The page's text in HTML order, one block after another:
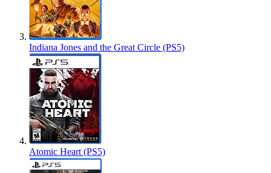
Indiana Jones and the Great Circle (PS5)
Atomic Heart (PS5)